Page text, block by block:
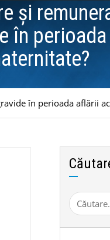
și
în
în perioada aflării
Caută
după: